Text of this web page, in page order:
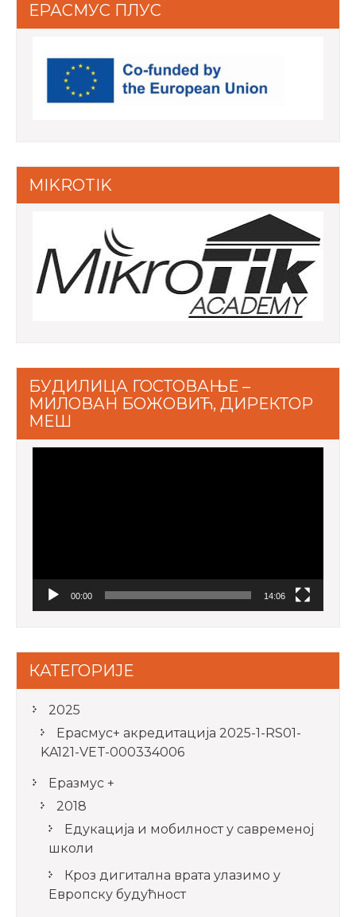
ЕРАСМУС ПЛУС
MIKROTIK
БУДИЛИЦА ГОСТОВАЊЕ –
МИЛОВАН БОЖОВИЋ, ДИРЕКТОР
МЕШ
00:00 14:06
КАТЕГОРИЈЕ
2025
Ерасмус+ акредитацијa 2025-1-RS01-
KA121-VET-000334006
Еразмус +
2018
Едукација и мобилност у савременој
школи
Кроз дигитална врата улазимо у
Европску будућност